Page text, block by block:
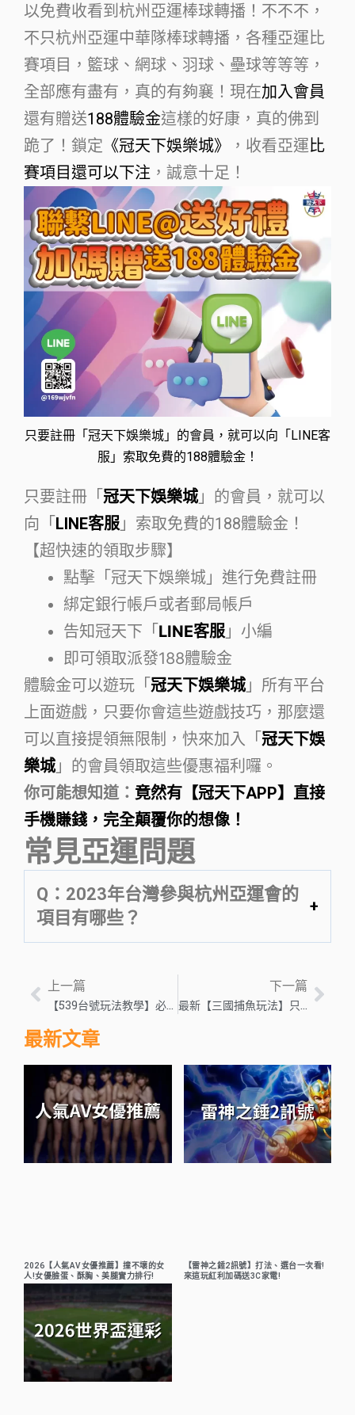
以免費收看到杭州亞運棒球轉播！不不不，
不只杭州亞運中華隊棒球轉播，各種亞運比
賽項目，籃球、網球、羽球、壘球等等等，
全部應有盡有，真的有夠襄！現在加入會員
還有贈送188體驗金這樣的好康，真的佛到
跪了！鎖定 《冠天下娛樂城》 ，收看亞運比
賽項目還可以下注 ，誠意十足！
只要註冊「冠天下娛樂城」的會員，就可以向「LINE客
服」索取免費的188體驗金！
只要註冊「 冠天下娛樂城」的會員，就可以
向「 LINE客服 」索取免費的188體驗金！
【超快速的領取步驟】
點擊「冠天下娛樂城」進行免費註冊
綁定銀行帳戶或者郵局帳戶
告知冠天下「 LINE客服 」小編
即可領取派發188體驗金
體驗金可以遊玩「 冠天下娛樂城」所有平台
上面遊戲，只要你會這些遊戲技巧，那麼還
可以直接提領無限制，快來加入「 冠天下娛
樂城」的會員領取這些優惠福利囉。
你可能想知道： 竟然有【冠天下APP】直接
手機賺錢，完全顛覆你的想像！
常見亞運問題
Q：2023年台灣參與杭州亞運會的
項目有哪些？
上一篇 下一篇
最新文章
2026【人氣AV女優推薦】撞不壞的女
人!女優臉蛋、酥胸、美腿實力排行!
【雷神之錘2訊號】打法、選台一次看!
來這玩紅利加碼送3C家電!